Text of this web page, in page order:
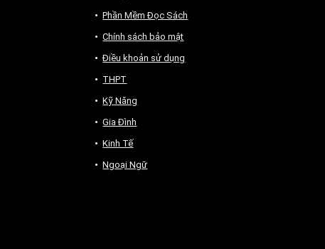
Phần Mềm Đọc Sách
Chính sách bảo mật
Điều khoản sử dụng
THPT
Kỹ Năng
Gia Đình
Kinh Tế
Ngoại Ngữ